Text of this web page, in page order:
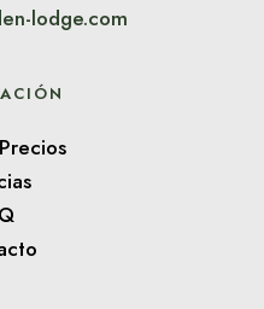
lodge.com